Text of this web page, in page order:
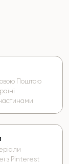
Поштою
з Pinterest